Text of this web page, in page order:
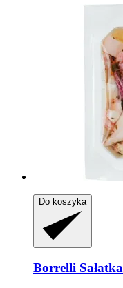
Do koszyka
Borrelli